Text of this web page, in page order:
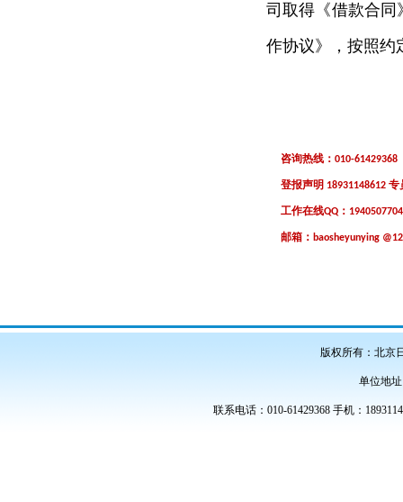
司取得《借款合同
作协议》，按照约
咨询热线： 010-61429368
登报声明 18931148612 专
工作在线QQ ：
邮箱： baosheyunying
版权所有：北京
单位地
联系电话：010-61429368 手机：